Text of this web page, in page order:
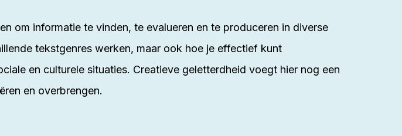
om informatie te vinden, te evalueren en te produceren in diverse
tekstgenres werken, maar ook hoe je effectief kunt
en culturele situaties. Creatieve geletterdheid voegt hier nog een
en overbrengen.